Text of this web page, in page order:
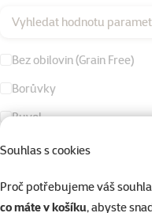
Souhlas s cookies
Proč potřebujeme váš
co máte v košíku, abyste
Vyhledat hodnotu parametru
Bez obilovin (Grain Free)
Borůvky
Buvol
Buvolí kůže
Hovězí maso